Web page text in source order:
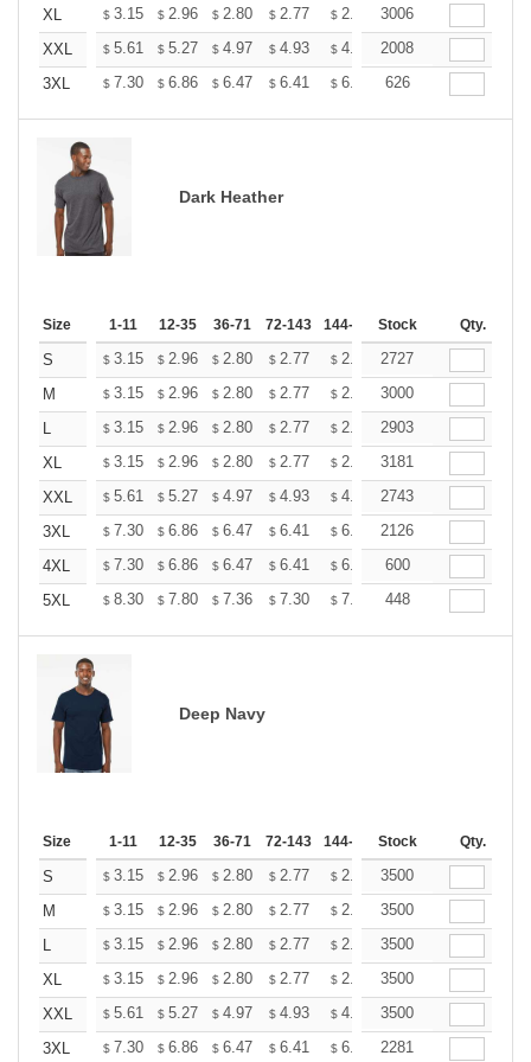
XL
$ 3.15 $ 2.96 $ 2.80 $ 2.77 $ 2.72 $2.70
3006
XXL
$ 5.61 $ 5.27 $ 4.97 $ 4.93 $ 4.85 $4.80
2008
3XL
$ 7.30 $ 6.86 $ 6.47 $ 6.41 $ 6.30 $6.25
626
Dark Heather
Size 1-11 12-35 36-71 72-143 144-287 288 + More
Stock Qty.
S $ 3.15 $ 2.96 $ 2.80 $ 2.77 $ 2.72 $2.70
2727
M
$ 3.15 $ 2.96 $ 2.80 $ 2.77 $ 2.72 $2.70
3000
L
$ 3.15 $ 2.96 $ 2.80 $ 2.77 $ 2.72 $2.70
2903
XL
$ 3.15 $ 2.96 $ 2.80 $ 2.77 $ 2.72 $2.70
3181
XXL
$ 5.61 $ 5.27 $ 4.97 $ 4.93 $ 4.85 $4.80
2743
3XL
$ 7.30 $ 6.86 $ 6.47 $ 6.41 $ 6.30 $6.25
2126
4XL
$ 7.30 $ 6.86 $ 6.47 $ 6.41 $ 6.30 $6.25
600
5XL
$ 8.30 $ 7.80 $ 7.36 $ 7.30 $ 7.17 $7.11
448
Deep Navy
Size 1-11 12-35 36-71 72-143 144-287 288 + More
Stock Qty.
S $ 3.15 $ 2.96 $ 2.80 $ 2.77 $ 2.72 $2.70
3500
M
$ 3.15 $ 2.96 $ 2.80 $ 2.77 $ 2.72 $2.70
3500
L
$ 3.15 $ 2.96 $ 2.80 $ 2.77 $ 2.72 $2.70
3500
XL
$ 3.15 $ 2.96 $ 2.80 $ 2.77 $ 2.72 $2.70
3500
XXL
$ 5.61 $ 5.27 $ 4.97 $ 4.93 $ 4.85 $4.80
3500
3XL
$ 7.30 $ 6.86 $ 6.47 $ 6.41 $ 6.30 $6.25
2281